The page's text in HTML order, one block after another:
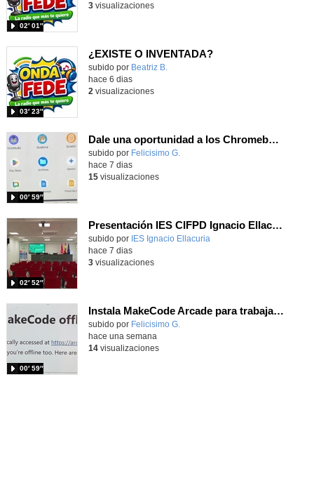
02′ 01″
3visualizaciones
¿EXISTE O INVENTADA?
Contenido educativo.
subido por Beatriz B.
03′ 23″
hace 6 dias
2 visualizaciones
Dale una oportunidad a los Chromebooks y utiliza un proyector para realizar talleres si no tienes pantallas táctiles
Contenido educativo.
subido por Felicisimo G.
00′ 59″
hace 7 dias
15visualizaciones
Presentación IES CIFPD Ignacio Ellacuría
Contenido educativo.
subido por IES Ignacio Ellacuria
02′ 52″
hace 7 dias
3visualizaciones
Instala MakeCode Arcade para trabajar offline en tu tablet, ordenador, Chromebook
Contenido educativo.
subido por Felicisimo G.
00′ 59″
hace una semana
14visualizaciones